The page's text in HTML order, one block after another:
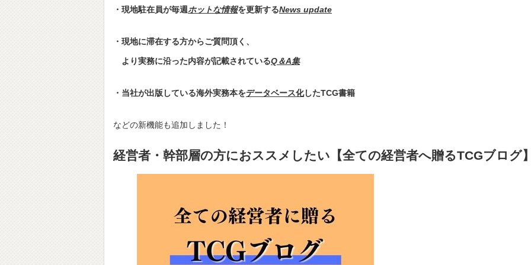
・現地駐在員が毎週 ホットな情報を更新するNews update
・現地に滞在する方からご質問頂く、
より実務に沿った内容が記載されているQ＆A集
・当社が出版している海外実務本をデータベース化したTCG書籍
などの新機能も追加しました！
経営者・幹部層の方におススメしたい【全ての経営者へ贈るTCGブログ